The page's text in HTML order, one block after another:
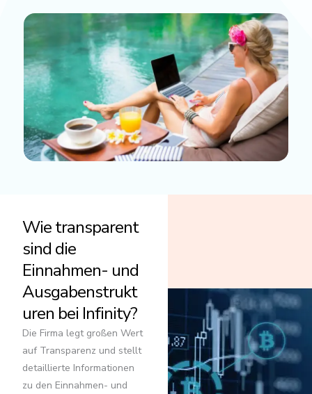
Wie transparent
sind die
Einnahmen- und
Ausgabenstrukt
uren bei Infinity?
Die Firma legt großen Wert
auf Transparenz und stellt
detaillierte Informationen
zu den Einnahmen- und